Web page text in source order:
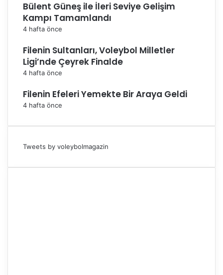
Bülent Güneş ile İleri Seviye Gelişim
Kampı Tamamlandı
4 hafta önce
Filenin Sultanları, Voleybol Milletler
Ligi’nde Çeyrek Finalde
4 hafta önce
Filenin Efeleri Yemekte Bir Araya Geldi
4 hafta önce
Tweets by voleybolmagazin